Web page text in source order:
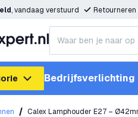
, vandaag verstuurd Retourneren
Bedrijfsverlichting
Calex Lamphouder E27 –